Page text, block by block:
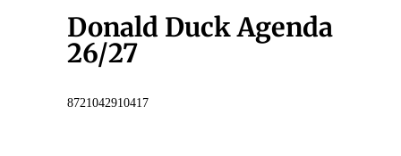
Donald Duck Agenda
26/27
8721042910417